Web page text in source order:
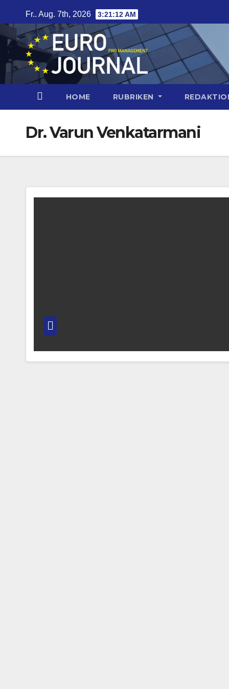
Inhalt
springen
Fr.. Aug. 7th, 2026 3:21:13 AM
HOME RUBRIKEN
Dr. Varun Venkatarmani